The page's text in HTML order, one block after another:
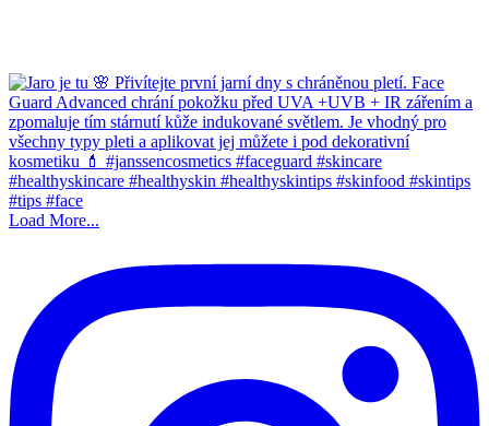
Load More...